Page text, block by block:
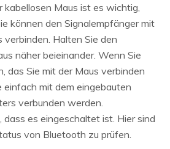
kabellosen Maus ist es wichtig,
können den Signalempfänger mit
Halten Sie den
näher beieinander. Wenn Sie
das Sie mit der Maus verbinden
einfach mit dem eingebauten
verbunden werden.
dass es eingeschaltet ist. Hier sind
von Bluetooth zu prüfen.